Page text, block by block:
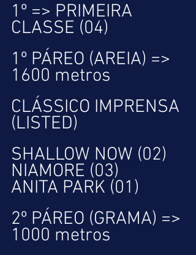
1º => PRIMEIRA
CLASSE (04)
1º PÁREO (AREIA) =>
1600 metros
CLÁSSICO IMPRENSA
(LISTED)
SHALLOW NOW (02)
NIAMORE (03)
ANITA PARK (01)
2º PÁREO (GRAMA) =>
1000 metros